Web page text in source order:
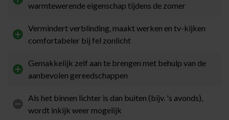
warmtewerende eigenschap tijdens de zomer
Vermindert verblinding, maakt werken en tv-kijken
comfortabeler bij fel zonlicht
Gemakkelijk zelf aan te brengen met behulp van de
aanbevolen gereedschappen
Als het binnen lichter is dan buiten (bijv. 's avonds),
wordt inkijk weer mogelijk